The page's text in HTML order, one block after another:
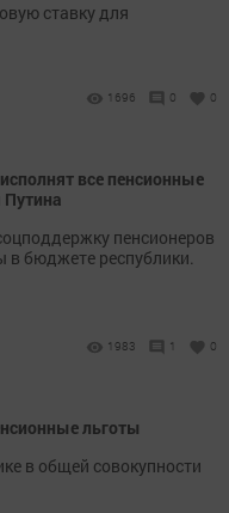
ставку для
1696 0 0
все пенсионные
пенсионеров
в бюджете республики.
1983 1 0
льготы
в общей совокупности